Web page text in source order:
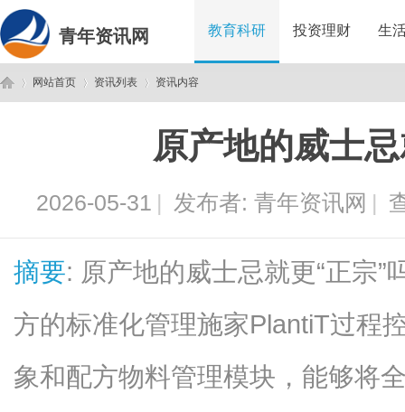
青年资讯网 教育科研 投资理财 生
网站首页 资讯列表 资讯内容
原产地的威士
2026-05-31 | 发布者: 青年资讯网 |
摘要: 原产地的威士忌就更“正宗
方的标准化管理施家PlantiT过程
象和配方物料管理模块，能够将